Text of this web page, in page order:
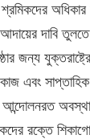
দাবি
জন্য
কাজ এবং
রক্তে